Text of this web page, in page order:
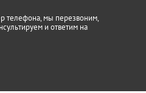
телефона, мы перезвоним,
и ответим на